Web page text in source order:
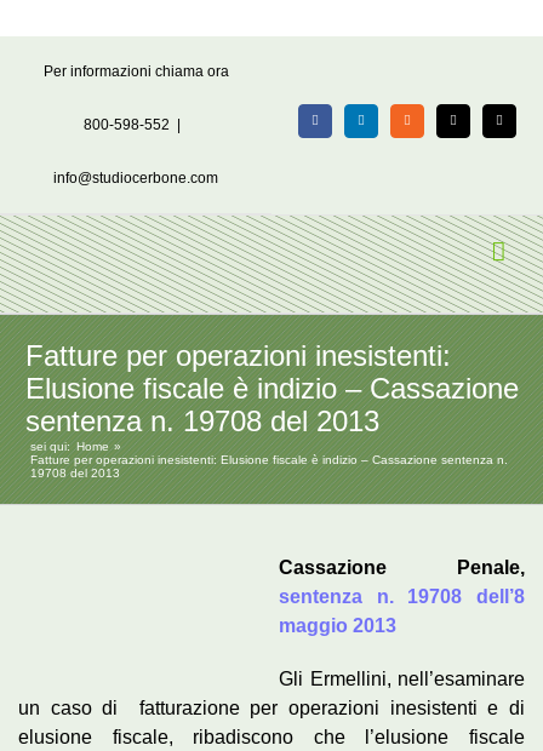
Per informazioni chiama ora
800-598-552
info@studiocerbone.com
FacebookLinkedIn Rss X Email
Fatture per operazioni inesistenti:
Elusione fiscale è indizio – Cassazione
sentenza n. 19708 del 2013
sei qui:
Home
Fatture per operazioni inesistenti: Elusione fiscale è indizio – Cassazione sentenza n.
19708 del 2013
Cassazione Penale,
sentenza n. 19708 dell’8
maggio 2013
Gli Ermellini, nell’esaminare
un caso di fatturazione per operazioni inesistenti e di
elusione fiscale, ribadiscono che l’elusione fiscale